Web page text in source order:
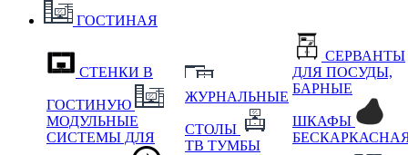
ГОСТИНАЯ
СТЕНКИ В
ГОСТИНУЮ
МОДУЛЬНЫЕ
СИСТЕМЫ ДЛЯ
ЖУРНАЛЬНЫЕ
СТОЛЫ
ТВ ТУМБЫ
СЕРВАНТЫ
ДЛЯ ПОСУДЫ,
БАРНЫЕ
ШКАФЫ